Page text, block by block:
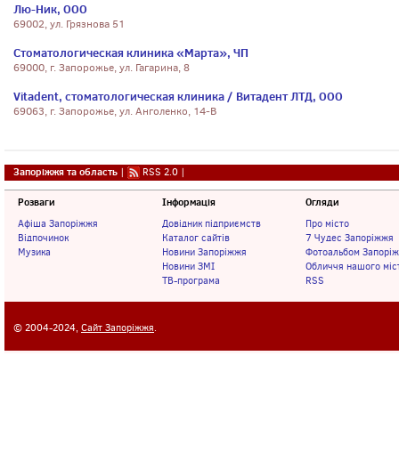
Лю-Ник, ООО
69002, ул. Грязнова 51
Стоматологическая клиника «Марта», ЧП
69000, г. Запорожье, ул. Гагарина, 8
Vitadent, стоматологическая клиника / Витадент ЛТД, ООО
69063, г. Запорожье, ул. Анголенко, 14-В
Запоріжжя та область | RSS 2.0 |
Розваги
Афіша Запоріжжя
Відпочинок
Музика
Інформація
Довідник підприємств
Каталог сайтів
Новини Запоріжжя
Новини ЗМІ
ТВ-програма
Огляди
Про місто
7 Чудес Запоріжжя
Фотоальбом
Обличчя нашого
RSS
© 2004-2024, Сайт Запоріжжя.